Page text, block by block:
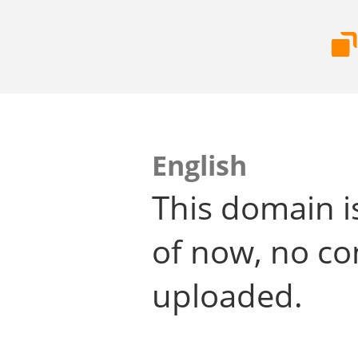
English
This domain
of now, no
uploaded.